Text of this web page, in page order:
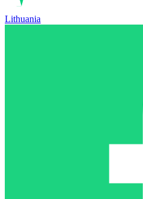
Lithuania